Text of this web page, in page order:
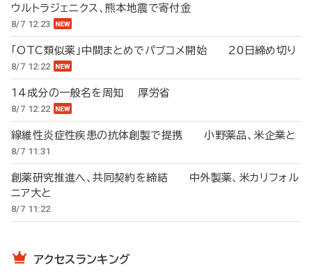
ウルトラジェニクス、熊本地震で寄付金
8/7 12:23
「OTC類似薬」中間まとめでパブコメ開始 20日締め切り
8/7 12:22
14成分の一般名を周知 厚労省
8/7 12:22
線維性炎症性疾患の抗体創製で提携 小野薬品、米企業と
8/7 11:31
創薬研究推進へ、共同契約を締結 中外製薬、米カリフォル
ニア大と
8/7 11:22
アクセスランキング